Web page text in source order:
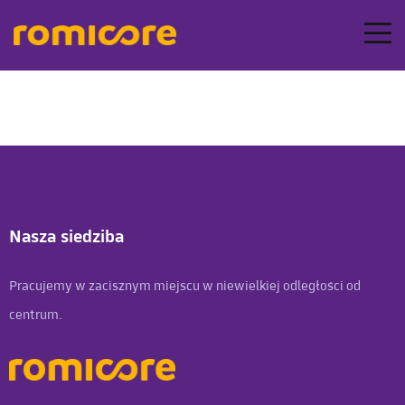
Nasza siedziba
Pracujemy w zacisznym miejscu w niewielkiej odległości od
centrum.